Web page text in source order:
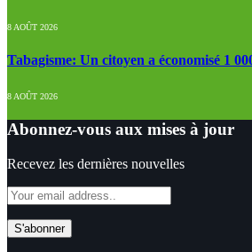
8 AOÛT 2026
Tabagisme: Un citoyen a économisé 1
8 AOÛT 2026
Abonnez-vous aux mises à jour
Recevez les dernières nouvelles